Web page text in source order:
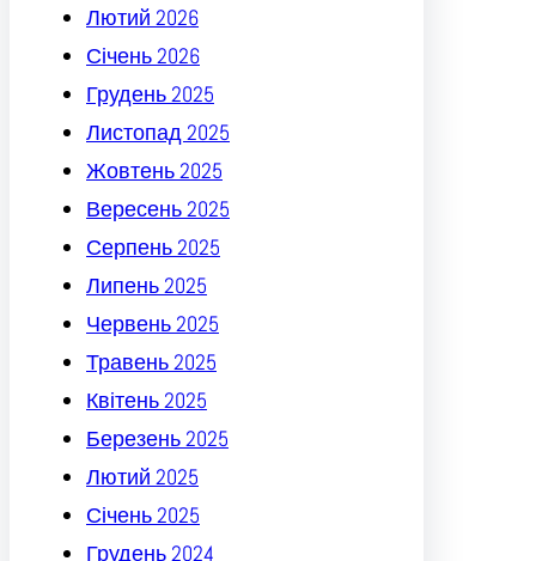
Лютий 2026
Січень 2026
Грудень 2025
Листопад 2025
Жовтень 2025
Вересень 2025
Серпень 2025
Липень 2025
Червень 2025
Травень 2025
Квітень 2025
Березень 2025
Лютий 2025
Січень 2025
Грудень 2024